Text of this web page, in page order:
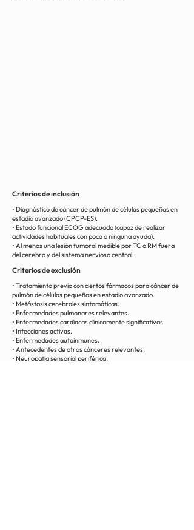
Criterios de inclusión
• Diagnóstico de cáncer de pulmón de células pequeñas en
estadio avanzado (CPCP-ES).
• Estado funcional ECOG adecuado (capaz de realizar
actividades habituales con poca o ninguna ayuda).
• Al menos una lesión tumoral medible por TC o RM fuera
del cerebro y del sistema nervioso central.
Criterios de exclusión
• Tratamiento previo con ciertos fármacos para cáncer de
pulmón de células pequeñas en estadio avanzado.
• Metástasis cerebrales sintomáticas.
• Enfermedades pulmonares relevantes.
• Enfermedades cardíacas clínicamente significativas.
• Infecciones activas.
• Enfermedades autoinmunes.
• Antecedentes de otros cánceres relevantes.
• Neuropatía sensorial periférica.